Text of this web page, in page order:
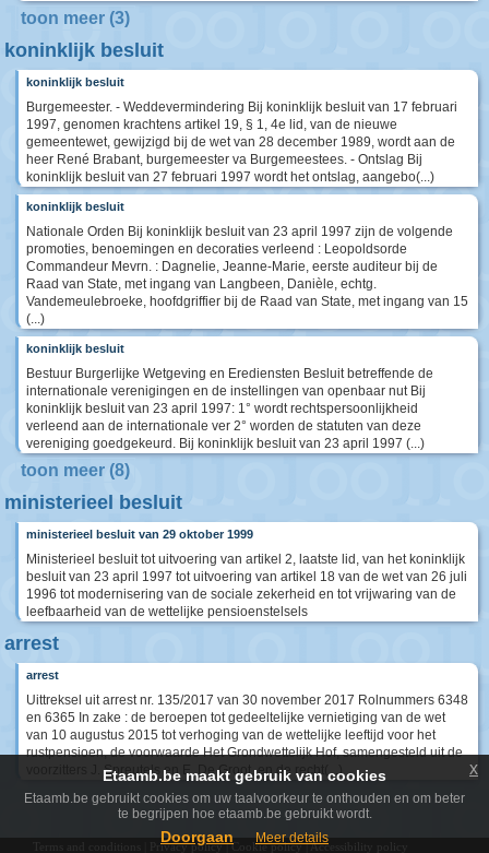
toon meer (3)
koninklijk besluit
koninklijk besluit
Burgemeester. - Weddevermindering Bij koninklijk besluit van 17 februari
1997, genomen krachtens artikel 19, § 1, 4e lid, van de nieuwe
gemeentewet, gewijzigd bij de wet van 28 december 1989, wordt aan de
heer René Brabant, burgemeester va Burgemeestees. - Ontslag Bij
koninklijk besluit van 27 februari 1997 wordt het ontslag, aangebo(...)
koninklijk besluit
Nationale Orden Bij koninklijk besluit van 23 april 1997 zijn de volgende
promoties, benoemingen en decoraties verleend : Leopoldsorde
Commandeur Mevrn. : Dagnelie, Jeanne-Marie, eerste auditeur bij de
Raad van State, met ingang van Langbeen, Danièle, echtg.
Vandemeulebroeke, hoofdgriffier bij de Raad van State, met ingang van 15
(...)
koninklijk besluit
Bestuur Burgerlijke Wetgeving en Erediensten Besluit betreffende de
internationale verenigingen en de instellingen van openbaar nut Bij
koninklijk besluit van 23 april 1997: 1° wordt rechtspersoonlijkheid
verleend aan de internationale ver 2° worden de statuten van deze
vereniging goedgekeurd. Bij koninklijk besluit van 23 april 1997 (...)
toon meer (8)
ministerieel besluit
ministerieel besluit van 29 oktober 1999
Ministerieel besluit tot uitvoering van artikel 2, laatste lid, van het koninklijk
besluit van 23 april 1997 tot uitvoering van artikel 18 van de wet van 26 juli
1996 tot modernisering van de sociale zekerheid en tot vrijwaring van de
leefbaarheid van de wettelijke pensioenstelsels
arrest
arrest
Uittreksel uit arrest nr. 135/2017 van 30 november 2017 Rolnummers 6348
en 6365 In zake : de beroepen tot gedeeltelijke vernietiging van de wet
van 10 augustus 2015 tot verhoging van de wettelijke leeftijd voor het
rustpensioen, de voorwaarde Het Grondwettelijk Hof, samengesteld uit de
voorzitters J. Spreutels en E. De Groot, en de recht(...)
Privacy policy|Cookie policy|Accessibility policy
Etaamb.be maakt gebruik van cookies
Etaamb.be gebruikt cookies om uw taalvoorkeur te onthouden en om beter
te begrijpen hoe etaamb.be gebruikt wordt.
Doorgaan Meer details
x